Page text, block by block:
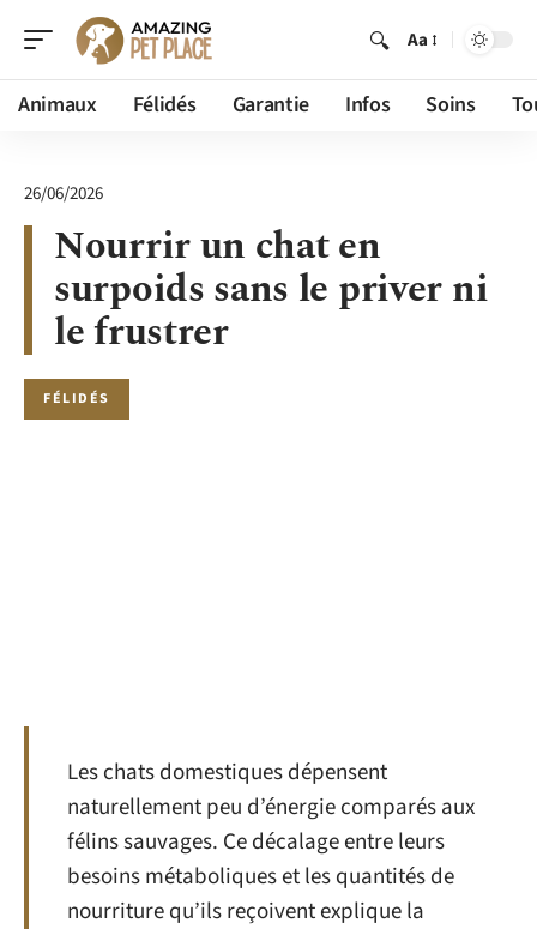
Aa
Animaux Félidés Garantie Infos Soins
26/06/2026
Nourrir un chat en
surpoids sans le priver ni
le frustrer
FÉLIDÉS
Les chats domestiques dépensent
naturellement peu d’énergie comparés aux
félins sauvages. Ce décalage entre leurs
besoins métaboliques et les quantités de
nourriture qu’ils reçoivent explique la